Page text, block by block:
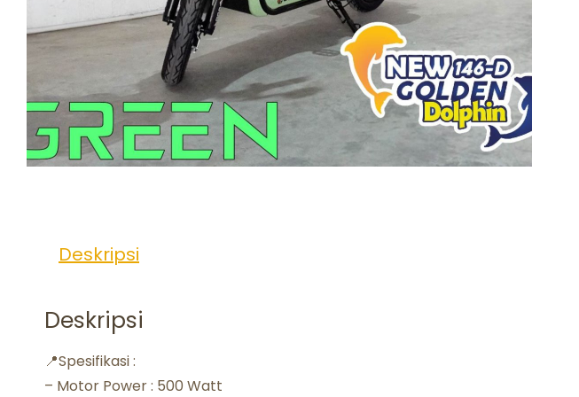
Deskripsi
Deskripsi
📍Spesifikasi :
– Motor Power : 500 Watt